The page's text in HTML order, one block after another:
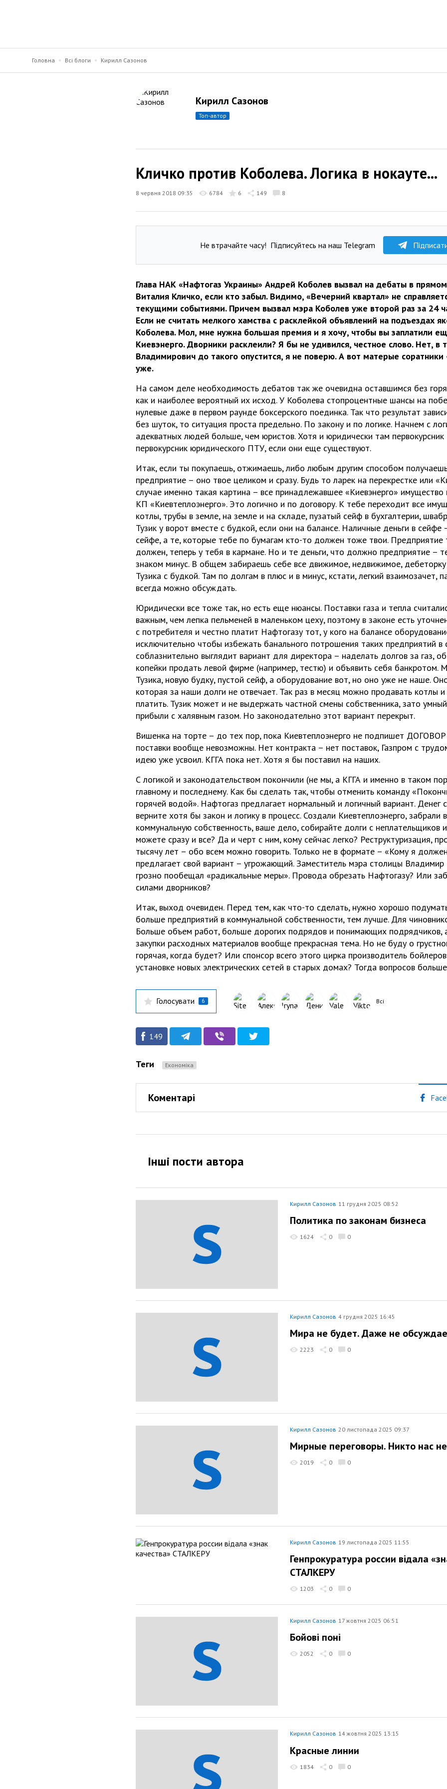
Головна Всі блоги Кирилл Сазонов
Кирилл Сазонов
топ-автор
Кличко против Коболева. Логика в нокауте...
8 червня 2018 09:35 6784 6 149 8
Не втрачайте часу! Підписуйтесь на наш Telegram
Глава НАК «Нафтогаз Украины» Андрей Коболев вызвал на дебаты в
Виталия Кличко, если кто забыл. Видимо, «Вечерний квартал» не
текущими событиями. Причем вызвал мэра Коболев уже второй раз за 24
Если не считать мелкого хамства с расклейкой объявлений на подъездах
Коболева. Мол, мне нужна большая премия и я хочу, чтобы вы заплатили
Киевэнерго. Дворники расклеили? Я бы не удивился, честное слово. Нет, в
Владимирович до такого опустится, я не поверю. А вот матерые
уже.
На самом деле необходимость дебатов так же очевидна оставшимся без
как и наиболее вероятный их исход. У Коболева стопроцентные шансы на
нулевые даже в первом раунде боксерского поединка. Так что результат
без шуток, то ситуация проста предельно. По закону и по логике. Начнем с
адекватных людей больше, чем юристов. Хотя и юридически там первокурсник
первокурсник юридического ПТУ, если они еще существуют.
Итак, если ты покупаешь, отжимаешь, либо любым другим способом
предприятие – оно твое целиком и сразу. Будь то ларек на перекрестке или
случае именно такая картина – все принадлежавшее «Киевэнерго»
КП «Киевтеплоэнерго». Это логично и по договору. К тебе переходит все
котлы, трубы в земле, на земле и на складе, пузатый сейф в бухгалтерии,
Тузик у ворот вместе с будкой, если они на балансе. Наличные деньги в сейфе
сейфе, а те, которые тебе по бумагам кто-то должен тоже твои. Предприятие
должен, теперь у тебя в кармане. Но и те деньги, что должно предприятие –
знаком минус. В общем забираешь себе все движимое, недвижимое,
Тузика с будкой. Там по долгам в плюс и в минус, кстати, легкий
всегда можно обсуждать.
Юридически все тоже так, но есть еще нюансы. Поставки газа и тепла
важным, чем лепка пельменей в маленьком цеху, поэтому в законе есть
с потребителя и честно платит Нафтогазу тот, у кого на балансе
исключительно чтобы избежать банального потрошения таких предприятий в
соблазнительно выглядит вариант для директора – наделать долгов за газ,
копейки продать левой фирме (например, тестю) и объявить себя банкротом.
Тузика, новую будку, пустой сейф, а оборудование вот, но оно уже не наше.
которая за наши долги не отвечает. Так раз в месяц можно продавать котлы
платить. Тузик может и не выдержать частной смены собственника, зато
прибыли с халявным газом. Но законодательно этот вариант перекрыт.
Вишенка на торте – до тех пор, пока Киевтеплоэнерго не подпишет
поставки вообще невозможны. Нет контракта – нет поставок, Газпром с
идею уже усвоил. КГГА пока нет. Хотя я бы поставил на наших.
С логикой и законодательством покончили (не мы, а КГГА и именно в таком
главному и последнему. Как бы сделать так, чтобы отменить команду
горячей водой». Нафтогаз предлагает нормальный и логичный вариант. Денег
верните хотя бы закон и логику в процесс. Создали Киевтеплоэнерго, забрали
коммунальную собственность, ваше дело, собирайте долги с неплательщиков
можете сразу и все? Да и черт с ним, кому сейчас легко? Реструктуризация,
тысячу лет – обо всем можно говорить. Только не в формате – «Кому я
предлагает свой вариант – угрожающий. Заместитель мэра столицы
грозно пообещал «радикальные меры». Провода обрезать Нафтогазу? Или
силами дворников?
Итак, выход очевиден. Перед тем, как что-то сделать, нужно хорошо
больше предприятий в коммунальной собственности, тем лучше. Для
Больше объем работ, больше дорогих подрядов и понимающих подрядчиков,
закупки расходных материалов вообще прекрасная тема. Но не буду о
горячая, когда будет? Или спонсор всего этого цирка производитель
установке новых электрических сетей в старых домах? Тогда вопросов
Голосувати 6 Всі
149
Теги Економіка
Коментарі
Інші пости автора
Кирилл Сазонов 11 грудня 2025 08:52
Политика по законам бизнеса
1624 0 0
Кирилл Сазонов 4 грудня 2025 16:45
Мира не будет. Даже не
2223 0 0
Кирилл Сазонов 20 листопада 2025 09:37
Мирные переговоры. Никто нас
2019 0 0
Кирилл Сазонов 19 листопада 2025 11:55
Генпрокуратура россии відала
СТАЛКЕРУ
1203 0 0
Кирилл Сазонов 17 жовтня 2025 06:51
Бойові поні
2052 0 0
Кирилл Сазонов 14 жовтня 2025 13:15
Красные линии
1834 0 0